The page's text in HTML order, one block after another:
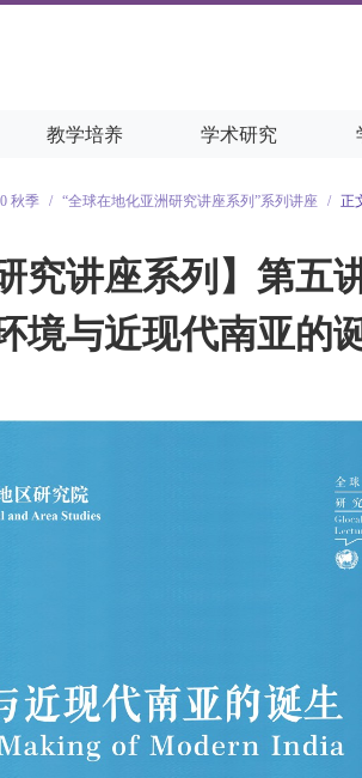
教学培养 学术研究
秋季 / “全球在地化亚洲研究讲座系列”系列讲座 / 正
究讲座系列】第五
境与近现代南亚的